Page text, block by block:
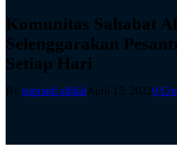
Komunitas Sahabat
Selenggarakan
Setiap Hari
By supriadi alhilalApril 15, 20220